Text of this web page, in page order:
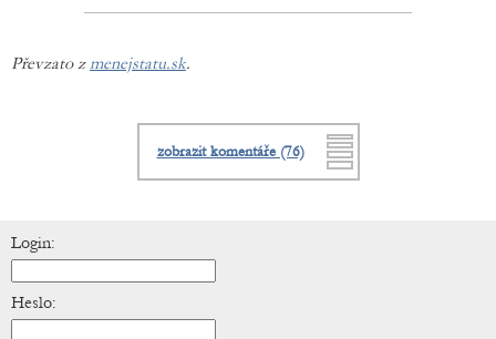
Převzato zmenejstatu.sk.
zobrazit komentáře (76)
Login:
Heslo: